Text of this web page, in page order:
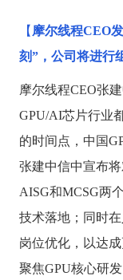
【 摩尔线程CEO
刻”，公司将进行
摩尔线程CEO张
GPU/AI芯片行业
的时间点，中国
张建中信中宣布
AISG和MCSG两
技术落地；同时
岗位优化，以达
聚焦GPU核心研